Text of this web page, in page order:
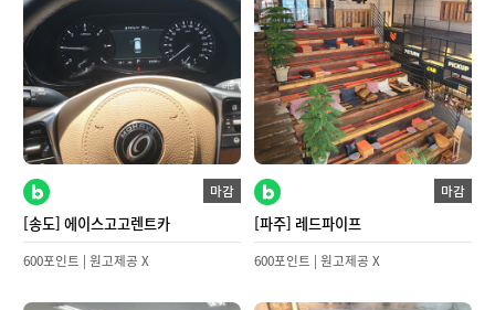
마감
[송도] 에이스고고렌트카
600포인트 | 원고제공 X
마감
[파주] 레드파이프
600포인트 | 원고제공 X